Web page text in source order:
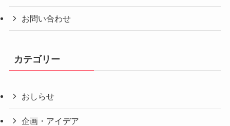
お問い合わせ
カテゴリー
おしらせ
企画・アイデア